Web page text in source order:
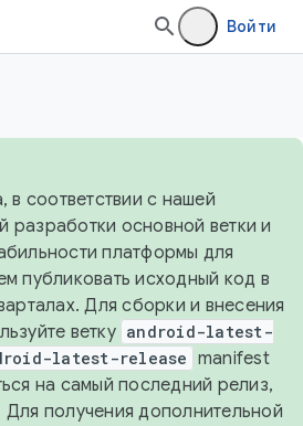
Войти
в соответствии с нашей
разработки основной ветки и
платформы для
публиковать исходный код в
Для сборки и внесения
ветку android-latest-
latest-release manifest
на самый последний релиз,
Для получения дополнительной